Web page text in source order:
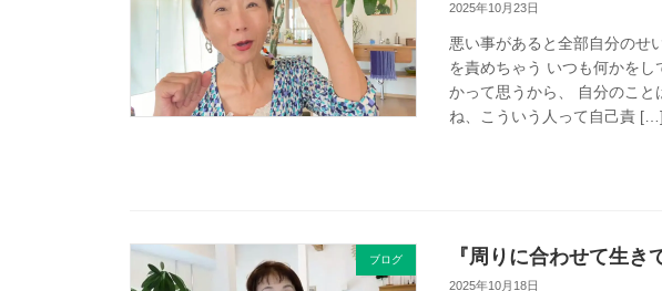
2025年10月23日
悪い事があると全部自分のせ
を責めちゃう いつも何かを
かって思うから、 自分のこと
ね、こういう人って自己責 […]
ブログ 『周りに合わせて生き
2025年10月18日